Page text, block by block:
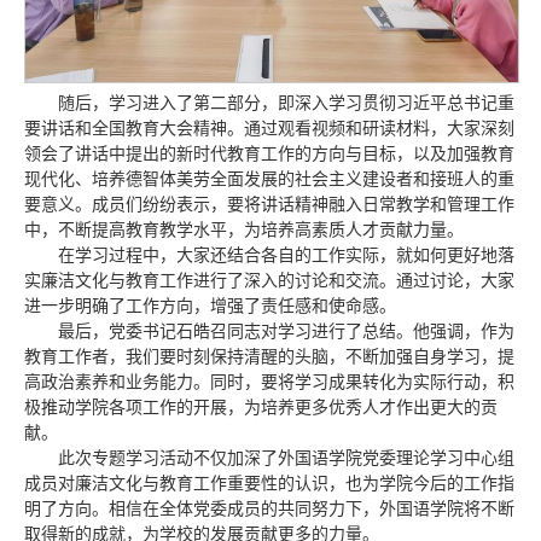
随后，学习进入了第二部分，即深入学习贯彻习近平总书记重
要讲话和全国教育大会精神。通过观看视频和研读材料，大家深刻
领会了讲话中提出的新时代教育工作的方向与目标，以及加强教育
现代化、培养德智体美劳全面发展的社会主义建设者和接班人的重
要意义。成员们纷纷表示，要将讲话精神融入日常教学和管理工作
中，不断提高教育教学水平，为培养高素质人才贡献力量。
在学习过程中，大家还结合各自的工作实际，就如何更好地落
实廉洁文化与教育工作进行了深入的讨论和交流。通过讨论，大家
进一步明确了工作方向，增强了责任感和使命感。
最后，党委书记石皓召同志对学习进行了总结。他强调，作为
教育工作者，我们要时刻保持清醒的头脑，不断加强自身学习，提
高政治素养和业务能力。同时，要将学习成果转化为实际行动，积
极推动学院各项工作的开展，为培养更多优秀人才作出更大的贡
献。
此次专题学习活动不仅加深了外国语学院党委理论学习中心组
成员对廉洁文化与教育工作重要性的认识，也为学院今后的工作指
明了方向。相信在全体党委成员的共同努力下，外国语学院将不断
取得新的成就，为学校的发展贡献更多的力量。